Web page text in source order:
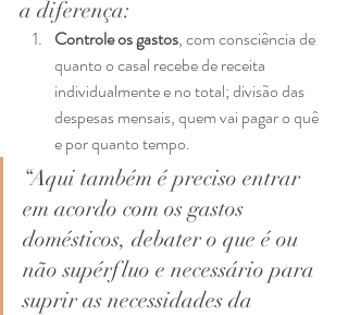
a diferença:
Controle os gastos, com consciência de
quanto o casal recebe de receita
individualmente e no total; divisão das
despesas mensais, quem vai pagar o quê
e por quanto tempo.
“Aqui também é preciso entrar
em acordo com os gastos
domésticos, debater o que é ou
não supérfluo e necessário para
suprir as necessidades da